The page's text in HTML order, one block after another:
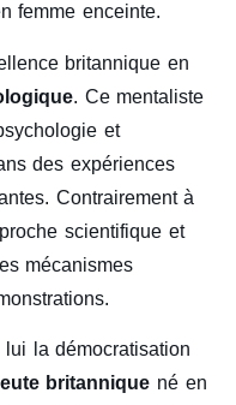
femme enceinte.
britannique en
. Ce mentaliste
et
des expériences
Contrairement à
scientifique et
mécanismes
la démocratisation
britannique né en